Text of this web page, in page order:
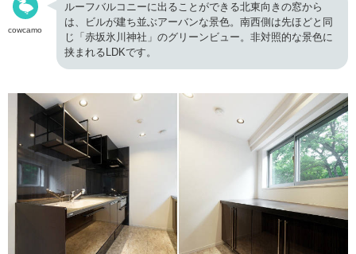
cowcamo
ルーフバルコニーに出ることができる北東向きの窓から
は、ビルが建ち並ぶアーバンな景色。南西側は先ほどと同
じ「赤坂氷川神社」のグリーンビュー。非対照的な景色に
挟まれるLDKです。